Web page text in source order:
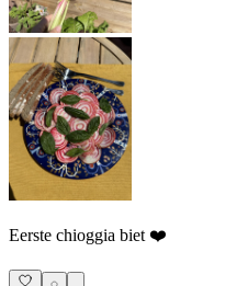
Eerste chioggia biet ❤️